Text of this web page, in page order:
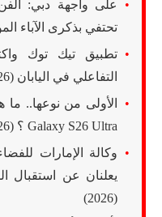
على واجهة دبي:
تحتفي بذكرى الآباء
تطبيق تيك توك
التفاعلي في اليابان (2026)
الأولى من نوعها..
Galaxy S26 Ultra ؟ (2026)
وكالة الإمارات
يعلنان عن
(2026)